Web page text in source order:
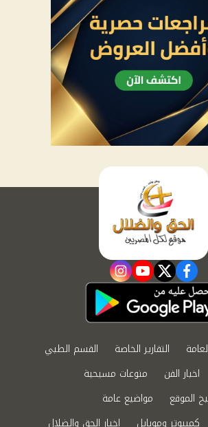
facebook
twitter
youtube
instagram
التقارير الخاصة
القسم الطبي
اخبار الفن
منوعات مسيحية
الموقع
مواضيع عامة
كمبيوتر وموبايل اخبار الحق والضلال